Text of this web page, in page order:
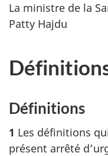
La ministre de la
Patty Hajdu
Définitions
1 Les définitions
présent arrêté